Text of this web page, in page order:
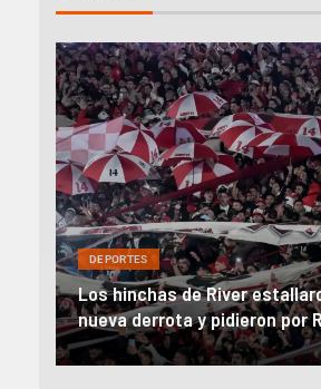
DEPORTES
River, en caída libre: perdió
el Monumental explotó